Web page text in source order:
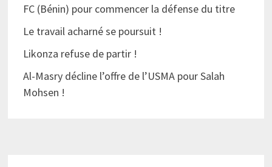
FC (Bénin) pour commencer la défense du titre
Le travail acharné se poursuit !
Likonza refuse de partir !
Al-Masry décline l’offre de l’USMA pour Salah
Mohsen !